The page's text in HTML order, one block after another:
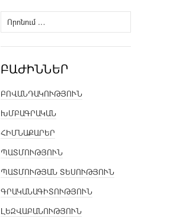
Որոնել՝
ԲԱԺԻՆՆԵՐ
ԲՈՎԱՆԴԱԿՈՒԹՅՈՒՆ
ԽՄԲԱԳՐԱԿԱՆ
ՀԻՄՆԱՔԱՐԵՐ
ՊԱՏՄՈՒԹՅՈՒՆ
ՊԱՏՄՈՒԹՅԱՆ ՏԵՍՈՒԹՅՈՒՆ
ԳՐԱԿԱՆԱԳԻՏՈՒԹՅՈՒՆ
ԼԵԶՎԱԲԱՆՈՒԹՅՈՒՆ